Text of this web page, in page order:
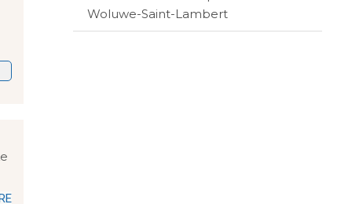
Woluwe-Saint-Lambert